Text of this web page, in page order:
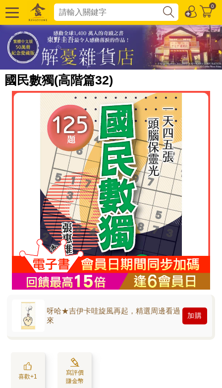
0
國民數獨(高階篇32)
呀哈★吉伊卡哇旋風再起，精選周邊看過
來
加購
喜歡+1
寫評價
賺金幣